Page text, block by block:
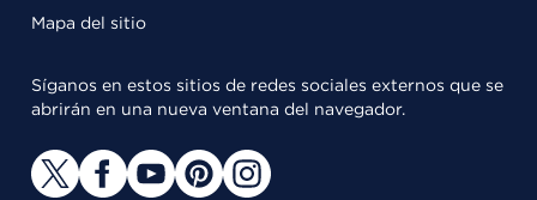
Mapa del sitio
Síganos en estos sitios de redes sociales externos que se
abrirán en una nueva ventana del navegador.